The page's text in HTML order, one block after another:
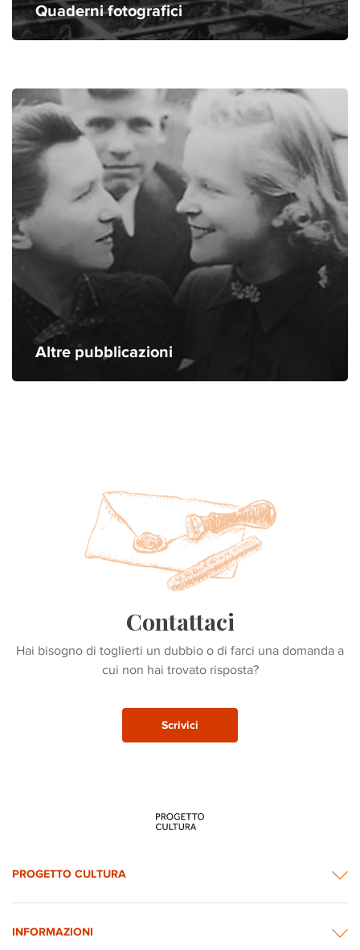
Quaderni fotografici
Musei e gallerie di Milano
Altre pubblicazioni
Contattaci
Hai bisogno di toglierti un dubbio o di farci una domanda a
cui non hai trovato risposta?
Scrivici
PROGETTO CULTURA
INFORMAZIONI